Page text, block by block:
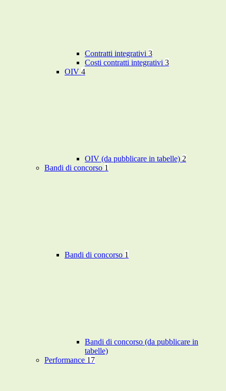
Contratti integrativi 3
Costi contratti integrativi 3
OIV 4
OIV (da pubblicare in tabelle) 2
Bandi di concorso 1
Bandi di concorso 1
Bandi di concorso (da pubblicare in
tabelle)
Performance 17